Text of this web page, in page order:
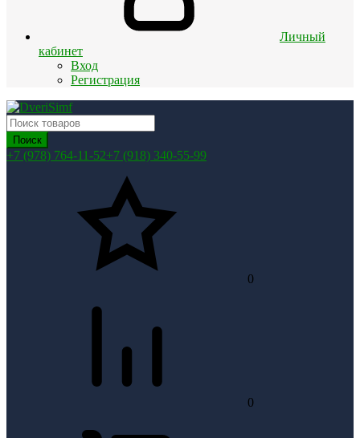
Личный
кабинет
Вход
Регистрация
Поиск
+7 (978) 764-11-52+7 (918) 340-55-99
0
0